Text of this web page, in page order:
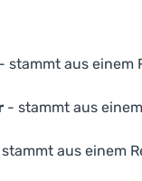
- stammt aus einem
- stammt aus
aus einem